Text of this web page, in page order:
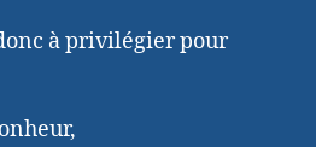
à privilégier pour